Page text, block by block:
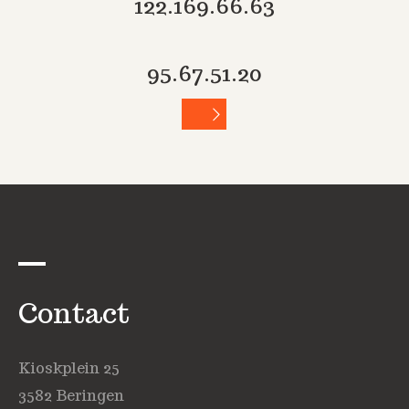
122.169.66.63
95.67.51.20
Contact
Kioskplein 25
3582 Beringen